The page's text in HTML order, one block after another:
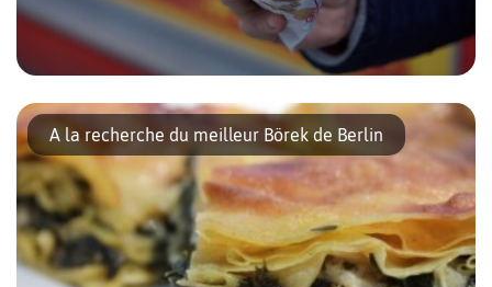
Saviez-vous que le Kebab a vu le jour en Allemagne
? L’invention du kebab est tantôt attribuée à Kadir Nurman ou
à Mehmet Aygün. Deux germano-turcs immigrés à Berlin dans
les années 70 […]
A la recherche du meilleur Börek de Berlin